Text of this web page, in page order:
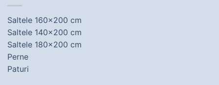
Saltele 160x200 cm
Saltele 140x200 cm
Saltele 180x200 cm
Perne
Paturi